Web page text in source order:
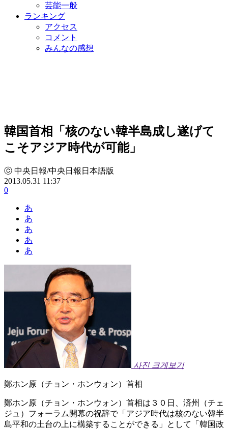
芸能一般
ランキング
アクセス
コメント
みんなの感想
韓国首相「核のない韓半島成し遂げて
こそアジア時代が可能」
ⓒ 中央日報/中央日報日本語版
2013.05.31 11:37
0
あ
あ
あ
あ
あ
사진 크게보기
鄭ホン原（チョン・ホンウォン）首相
鄭ホン原（チョン・ホンウォン）首相は３０日、済州（チェ
ジュ）フォーラム開幕の祝辞で「アジア時代は核のない韓半
島平和の土台の上に構築することができる」として「韓国政